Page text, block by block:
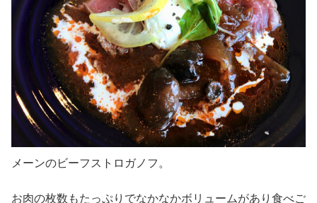
メーンのビーフストロガノフ。
お肉の枚数もたっぷりでなかなかボリュームがあり食べご